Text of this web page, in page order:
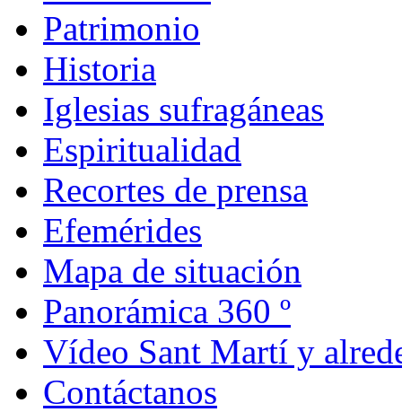
Patrimonio
Historia
Iglesias sufragáneas
Espiritualidad
Recortes de prensa
Efemérides
Mapa de situación
Panorámica 360 º
Vídeo Sant Martí y
Contáctanos